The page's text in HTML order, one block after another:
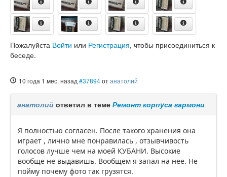
Пожалуйста Войти или Регистрация, чтобы присоединиться к
беседе.
10 года 1 мес. назад #37894отанатолий
анатолий ответил в теме Ремонт корпуса гармони
Я полностью согласен. После такого хранения она
играет , лично мне понравилась , отзывчивость
голосов лучше чем на моей КУБАНИ. Высокие
вообще не выдавишь. Вообщем я запал на нее. Не
пойму почему фото так грузятся.